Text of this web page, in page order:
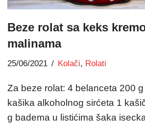
Beze rolat sa keks
malinama
25/06/2021 Kolači, Rolati
Za beze rolat: 4 belanceta 200
kašika alkoholnog sirćeta 1
g badema u listićima šaka